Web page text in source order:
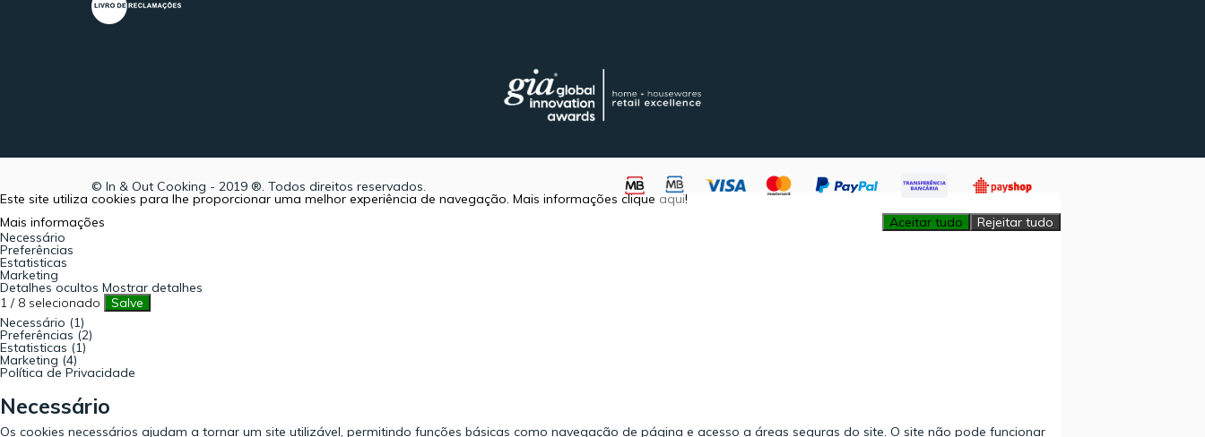
© In & Out Cooking - 2019 ®. Todos direitos reservados.
Este site utiliza cookies para lhe proporcionar uma melhor experiência de navegação. Mais informações clique aqui!
Mais informações
Aceitar tudo
Rejeitar tudo
Necessário
Preferências
Estatisticas
Marketing
Detalhes ocultos Mostrar detalhes
1 / 8 selecionado
Salve
Necessário (1)
Preferências (2)
Estatisticas (1)
Marketing (4)
Política de Privacidade
Necessário
Os cookies necessários ajudam a tornar um site utilizável, permitindo funções básicas como navegação de página e acesso a áreas seguras do site. O site não pode funcionar